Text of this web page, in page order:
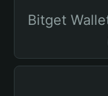
Bitget